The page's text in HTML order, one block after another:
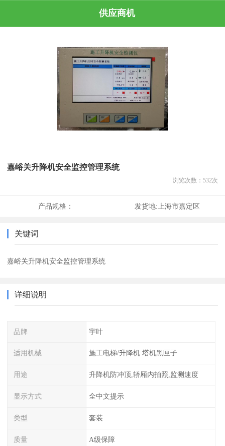
供应商机
嘉峪关升降机安全监控管理系统
浏览次数： 532次
产品规格： 发货地:上海市嘉定区
关键词
嘉峪关升降机安全监控管理系统
详细说明
品牌 宇叶
适用机械 施工电梯/升降机 塔机黑匣子
用途 升降机防冲顶,轿厢内拍照,监测速度
显示方式 全中文提示
类型 套装
质量 A级保障